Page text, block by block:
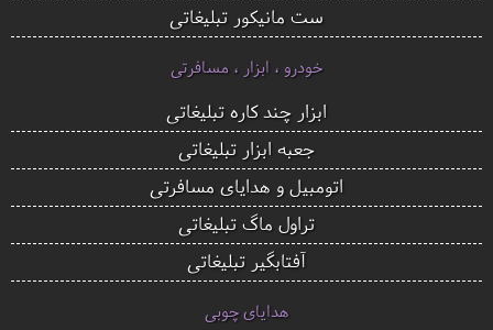
ست مانیکور تبلیغاتی
خودرو ، ابزار ، مسافرتی
ابزار چند کاره تبلیغاتی
جعبه ابزار تبلیغاتی
اتومبیل و هدایای مسافرتی
تراول ماگ تبلیغاتی
آفتابگیر تبلیغاتی
هدایای چوبی